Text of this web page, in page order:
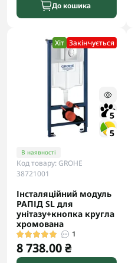
До кошика
Хіт Закінчується
5
5
В наявності
Код товару: GROHE
38721001
Інсталяційний модуль
РАПІД SL для
унітазу+кнопка кругла
хромована
1
8 738.00 ₴